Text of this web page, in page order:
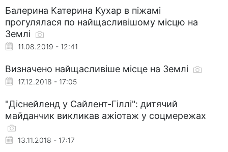
Балерина Катерина Кухар в піжамі
прогулялася по найщасливішому місцю на
Землі
11.08.2019 - 12:41
Визначено найщасливіше місце на Землі
17.12.2018 - 17:05
"Діснейленд у Сайлент-Гіллі": дитячий
майданчик викликав ажіотаж у соцмережах
13.11.2018 - 17:17